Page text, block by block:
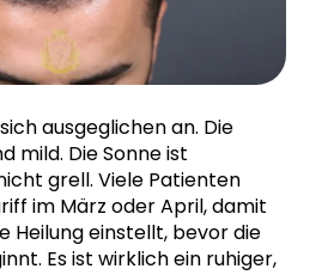
ausgeglichen an. Die
mild. Die Sonne ist
grell. Viele Patienten
im März oder April, damit
Heilung einstellt, bevor die
Es ist wirklich ein ruhiger,